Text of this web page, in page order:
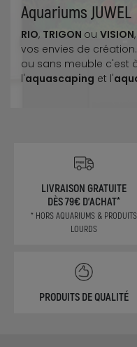
Aquariums JUWEL
RIO, TRIGON ou VISION
vos envies de
ou sans meuble c'est
l'aquascaping et l'
LIVRAISON GRATUITE
DÈS 79€ D'ACHAT*
* HORS AQUARIUMS & PRODUITS
LOURDS
PRODUITS DE QUALITÉ